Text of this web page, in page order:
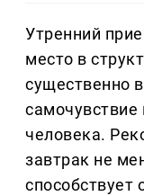
Утренний
место в
существенно
человека.
завтрак не